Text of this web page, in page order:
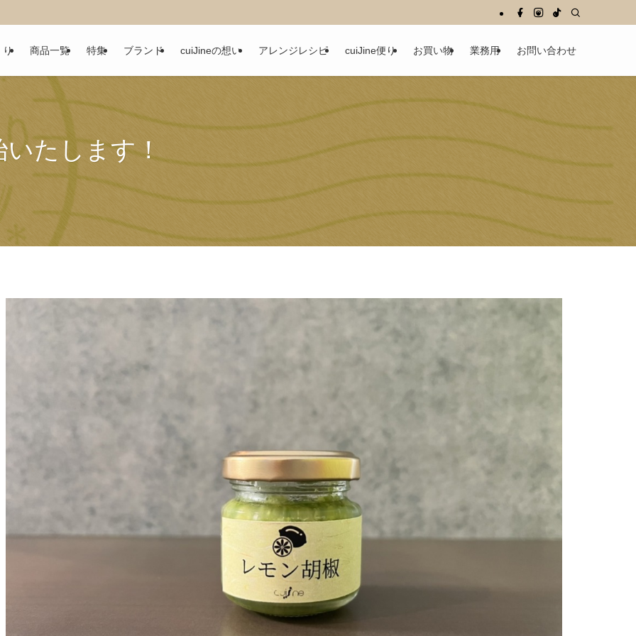
り 商品一覧 特集 ブランド cuiJineの想い アレンジレシピ cuiJine便り お買い物 業務用 お問い合わせ
たします！